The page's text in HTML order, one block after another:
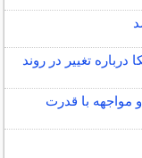
درباره تغییر در روند
مواجهه با قدرت